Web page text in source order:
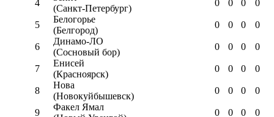
4
(Санкт-Петербург)
0 0 0 0
5
Белогорье
(Белгород)
0 0 0 0
6
Динамо-ЛО
(Сосновый бор)
0 0 0 0
7
Енисей
(Красноярск)
0 0 0 0
8
Нова
(Новокуйбышевск)
0 0 0 0
9
Факел Ямал
0 0 0 0